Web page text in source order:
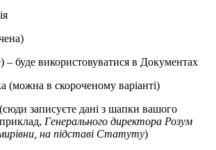
– буде використовуватися в Документах
(можна в скороченому варіанті)
записуєте дані з шапки вашого
Генерального директора Розум
на підставі Статуту)